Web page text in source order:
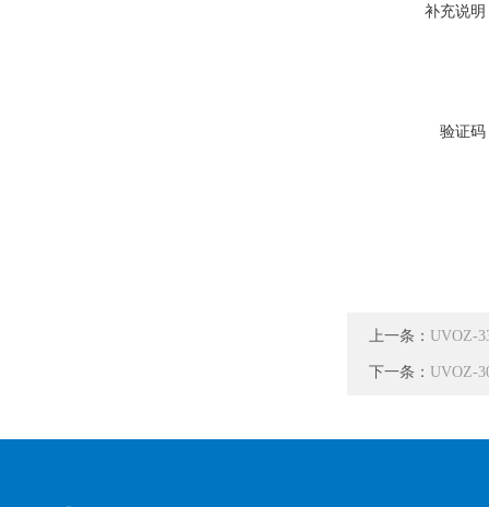
补充说明
验证码
上一条： UVOZ-
下一条： UVOZ-